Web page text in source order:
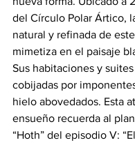
del Círculo Polar Ártico,
natural y refinada de
mimetiza en el paisaje
Sus habitaciones y
cobijadas por
hielo abovedados. Esta
ensueño recuerda al
“Hoth” del episodio V: